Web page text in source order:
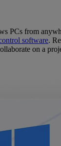
PCs from
software.
on a